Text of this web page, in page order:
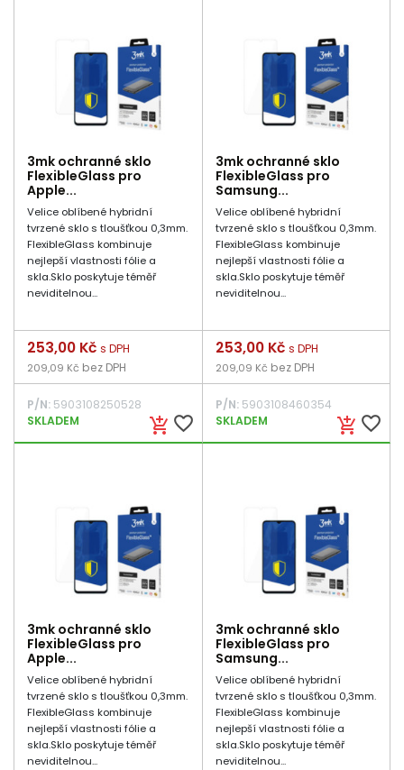
3mk ochranné sklo
FlexibleGlass pro
Apple...
Velice oblíbené hybridní
tvrzené sklo s tloušťkou 0,3mm.
FlexibleGlass kombinuje
nejlepší vlastnosti fólie a
skla.Sklo poskytuje téměř
neviditelnou...
add_shopping_cart favorite_border
Cena
253,00 Kč s DPH
209,09 Kč bez DPH
P/N: 5903108250528
SKLADEM
3mk ochranné sklo
FlexibleGlass pro
Samsung...
Velice oblíbené hybridní
tvrzené sklo s tloušťkou 0,3mm.
FlexibleGlass kombinuje
nejlepší vlastnosti fólie a
skla.Sklo poskytuje téměř
neviditelnou...
add_shopping_cart favorite_border
Cena
253,00 Kč s DPH
209,09 Kč bez DPH
P/N:5903108460354
SKLADEM
3mk ochranné sklo
FlexibleGlass pro
Apple...
Velice oblíbené hybridní
tvrzené sklo s tloušťkou 0,3mm.
FlexibleGlass kombinuje
nejlepší vlastnosti fólie a
skla.Sklo poskytuje téměř
neviditelnou...
3mk ochranné sklo
FlexibleGlass pro
Samsung...
Velice oblíbené hybridní
tvrzené sklo s tloušťkou 0,3mm.
FlexibleGlass kombinuje
nejlepší vlastnosti fólie a
skla.Sklo poskytuje téměř
neviditelnou...